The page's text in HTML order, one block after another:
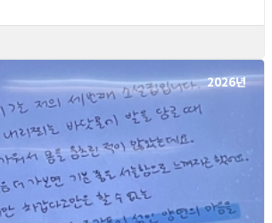
2026년